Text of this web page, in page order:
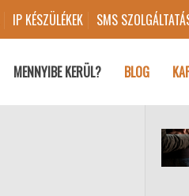
IP KÉSZÜLÉKEK SMS
MENNYIBE KERÜL? BLOG